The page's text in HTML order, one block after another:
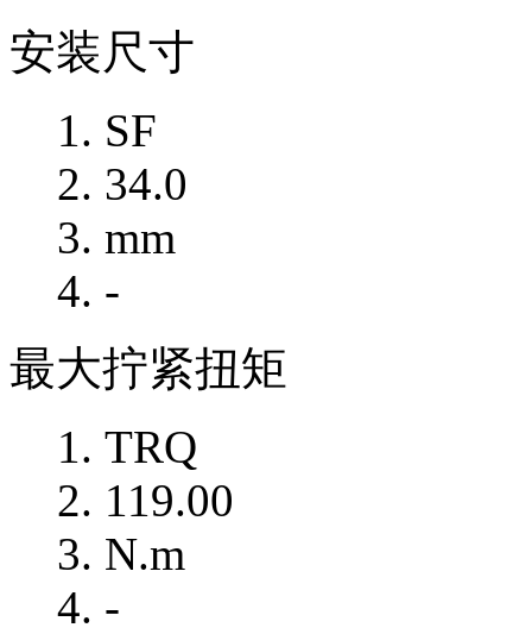
安装尺寸
SF
34.0
mm
-
最大拧紧扭矩
TRQ
119.00
N.m
-